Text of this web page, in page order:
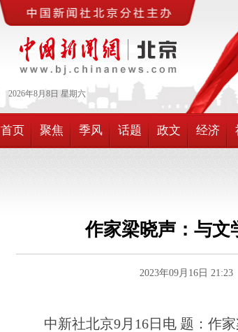
2026年8月 8日 星期六
首页 聚焦 季风 话题 政文 经济
作家梁晓声：与文
2023年09月16日
中新社北京9月16日电 题：作家